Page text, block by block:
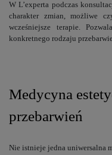
W L’experta podczas
charakter zmian, możliwe
wcześniejsze terapie.
konkretnego rodzaju
Medycyna
przebarwień
Nie istnieje jedna uniwersalna